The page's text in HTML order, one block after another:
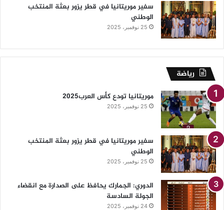
سفير موريتانيا في قطر يزور بعثة المنتخب
الوطني
25 نوفمبر، 2025
رياضة
موريتانيا تودع كأس العرب2025
25 نوفمبر، 2025
سفير موريتانيا في قطر يزور بعثة المنتخب
الوطني
25 نوفمبر، 2025
الدوري: الجمارك يحافظ على الصدارة مع انقضاء
الجولة السادسة
24 نوفمبر، 2025